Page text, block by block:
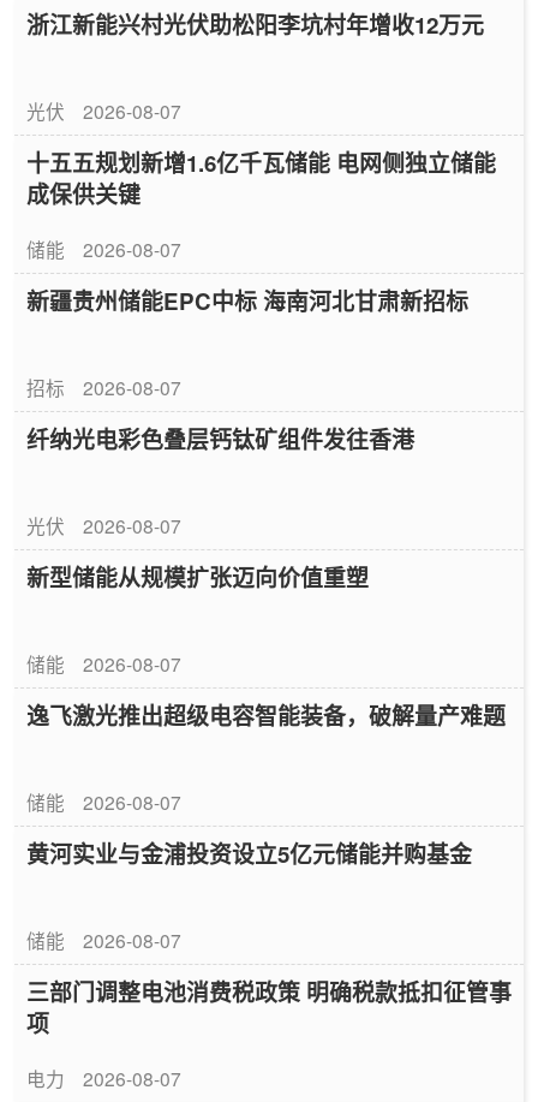
浙江新能兴村光伏助松阳李坑村年增收12万元
光伏 2026-08-07
十五五规划新增1.6亿千瓦储能 电网侧独立储能
成保供关键
储能 2026-08-07
新疆贵州储能EPC中标 海南河北甘肃新招标
招标 2026-08-07
纤纳光电彩色叠层钙钛矿组件发往香港
光伏 2026-08-07
新型储能从规模扩张迈向价值重塑
储能 2026-08-07
逸飞激光推出超级电容智能装备，破解量产难题
储能 2026-08-07
黄河实业与金浦投资设立5亿元储能并购基金
储能 2026-08-07
三部门调整电池消费税政策 明确税款抵扣征管事
项
电力 2026-08-07